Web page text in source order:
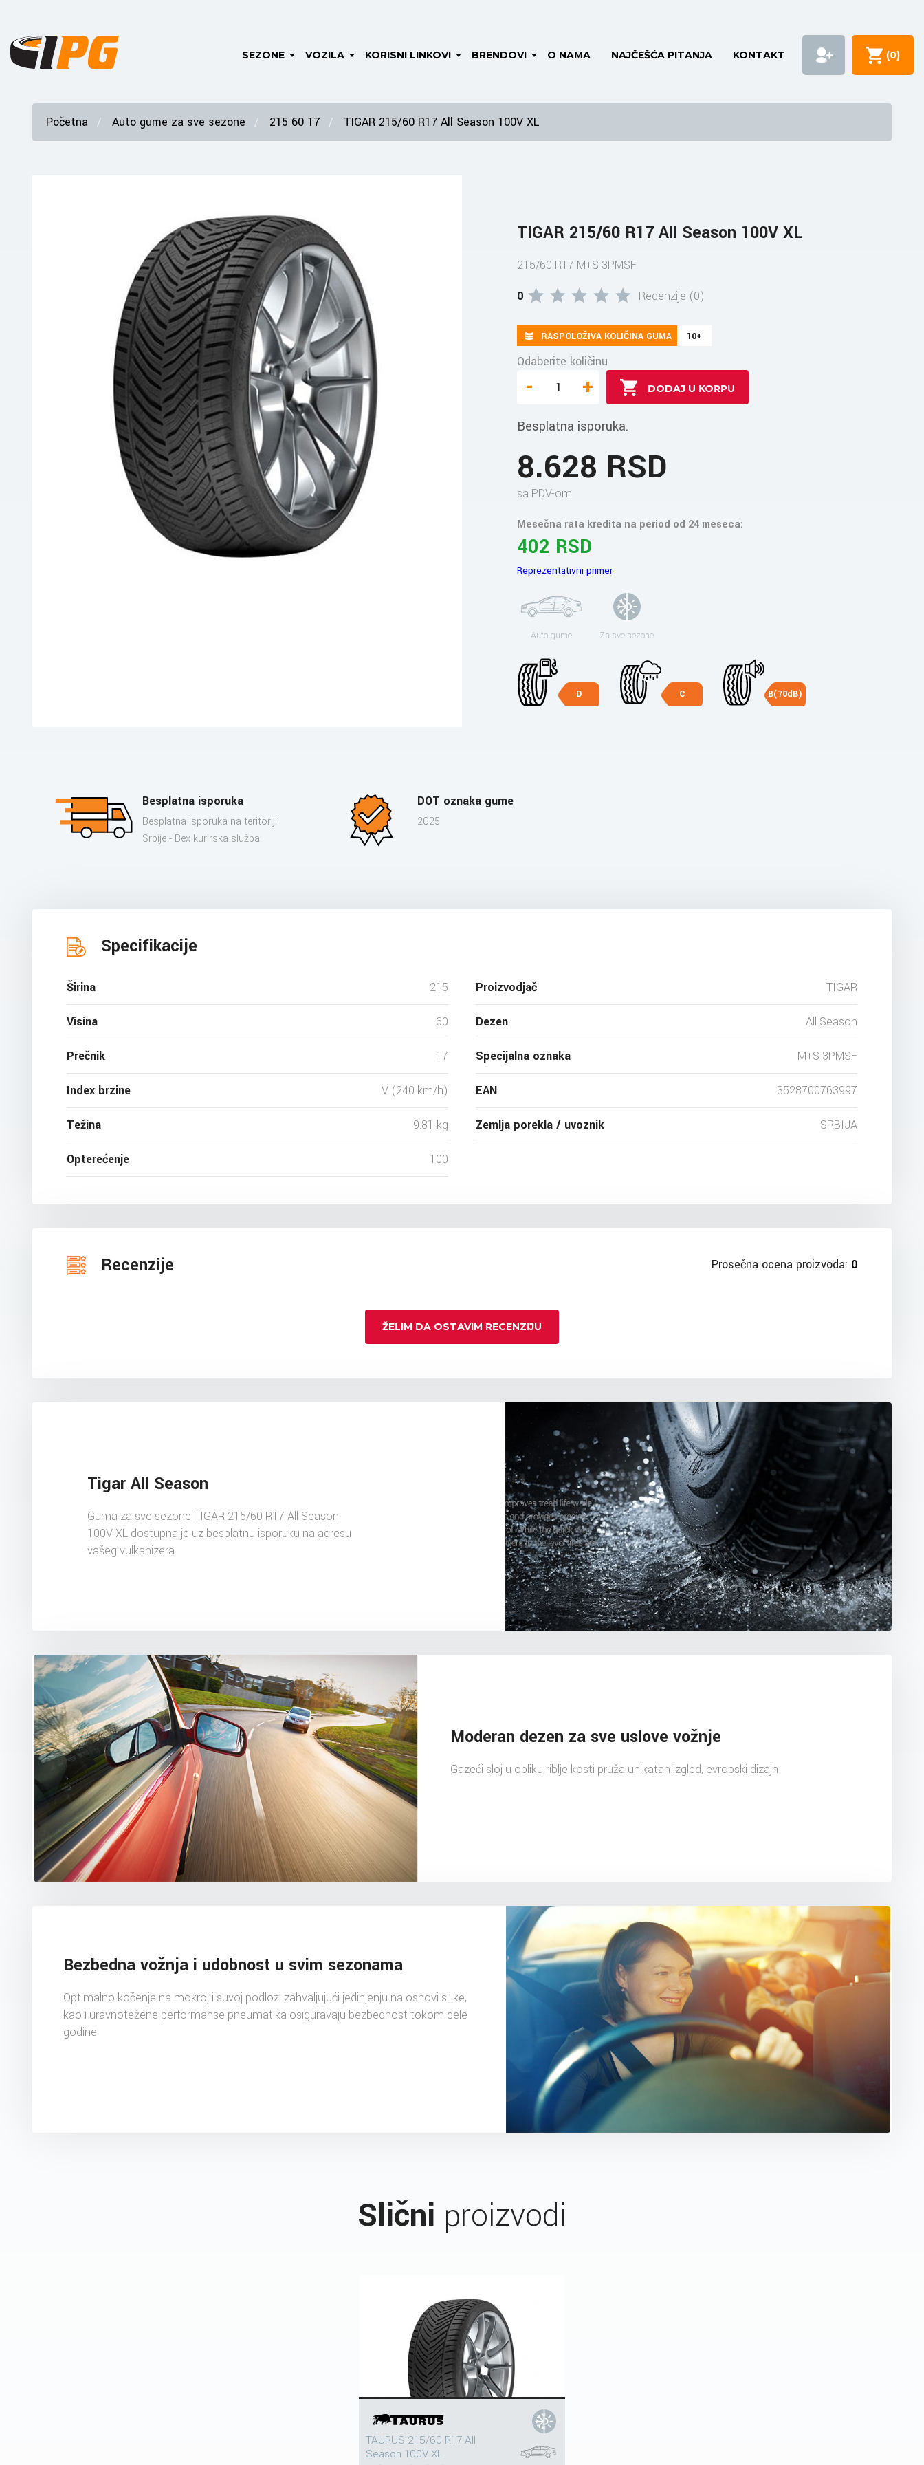
SEZONE VOZILA KORISNI LINKOVI BRENDOVI O NAMA NAJČEŠĆA PITANJA KONTAKT (0)
Početna Auto gume za sve sezone 215 60 17 TIGAR 215/60 R17 All Season 100V XL
TIGAR 215/60 R17 All Season 100V XL
215/60 R17 M+S 3PMSF
0
Recenzije (0)
RASPOLOŽIVA KOLIČINA GUMA 10+
Odaberite količinu
- +
Besplatna isporuka.
8.628 RSD
sa PDV-om
Mesečna rata kredita na period od 24 meseca:
402 RSD
Reprezentativni primer
Auto gume Za sve sezone
D C B(70dB)
Besplatna isporuka
Besplatna isporuka na teritoriji
Srbije - Bex kurirska služba
DOT oznaka gume
2025
Specifikacije
Širina 215
Visina 60
Prečnik 17
Index brzine V (240 km/h)
Težina 9.81 kg
Opterećenje 100
Proizvodjač TIGAR
Dezen All Season
Specijalna oznaka M+S 3PMSF
EAN 3528700763997
Zemlja porekla / uvoznik SRBIJA
Recenzije Prosečna ocena proizvoda: 0
ŽELIM DA OSTAVIM RECENZIJU
Tigar All Season
Guma za sve sezone TIGAR 215/60 R17 All Season
100V XL dostupna je uz besplatnu isporuku na adresu
vašeg vulkanizera.
Moderan dezen za sve uslove vožnje
Gazeći sloj u obliku riblje kosti pruža unikatan izgled, evropski dizajn
Bezbedna vožnja i udobnost u svim sezonama
Optimalno kočenje na mokroj i suvoj podlozi zahvaljujući jedinjenju na osnovi silike,
kao i uravnotežene performanse pneumatika osiguravaju bezbednost tokom cele
godine
Slični proizvodi
TAURUS 215/60 R17 All
Season 100V XL